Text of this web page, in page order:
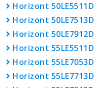
Horizont 50LE5511D
Horizont 50LE7513D
Horizont 50LE7912D
Horizont 55LE5511D
Horizont 55LE7053D
Horizont 55LE7713D